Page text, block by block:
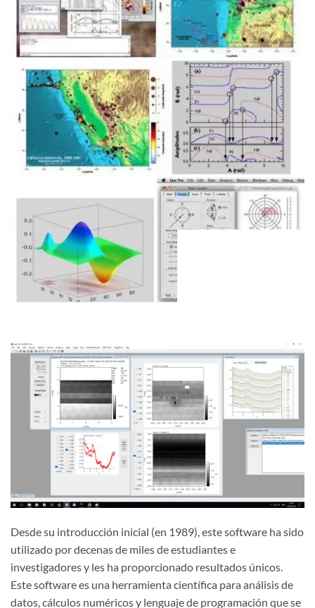
Desde su introducción inicial (en 1989), este software ha sido
utilizado por decenas de miles de estudiantes e
investigadores y les ha proporcionado resultados únicos.
Este software es una herramienta científica para análisis de
datos, cálculos numéricos y lenguaje de programación que se